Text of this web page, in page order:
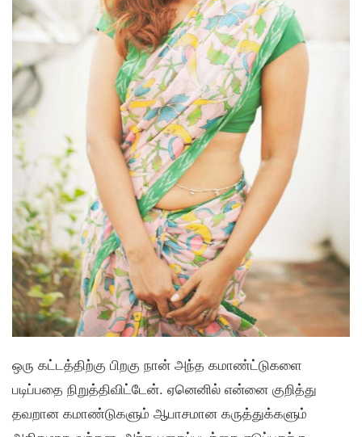
ஒரு கட்டத்திற்கு பிறகு நான் அந்த கமாண்ட்டுகளை
படிப்பதை நிறுத்திவிட்டேன். ஏனெனில் என்னை குறித்து
தவறான கமாண்டுகளும் ஆபாசமான கருத்துக்களும்